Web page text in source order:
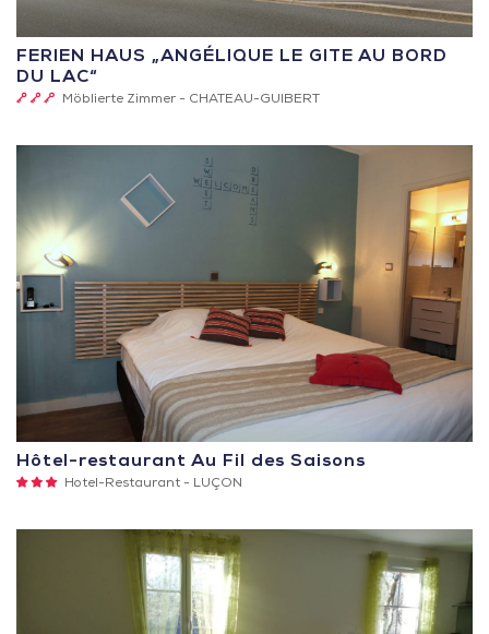
FERIEN HAUS „ANGÉLIQUE LE GITE AU BORD
DU LAC“
Möblierte Zimmer - CHATEAU-GUIBERT
Hôtel-restaurant Au Fil des Saisons
Hotel-Restaurant - LUÇON